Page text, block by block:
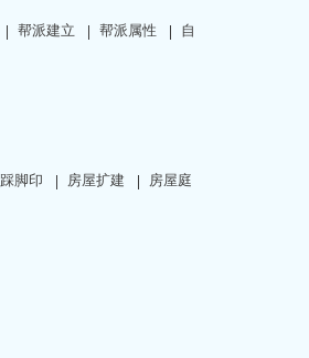
帮派建立 帮派属性
自
踩脚印 房屋扩建
房屋庭